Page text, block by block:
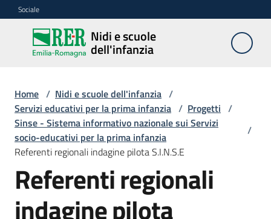
Vai al contenuto
Vai alla navigazione
Vai al footer
Sociale
Nidi e scuole
dell'infanzia
Nidi e
scuole
Servizi
educativi
prima
infanzia
(0-
anni)
Home / Nidi e scuole dell'infanzia /
Servizi educativi per la prima infanzia / Progetti /
Sinse - Sistema informativo nazionale sui Servizi
socio-educativi per la prima infanzia
/
Referenti regionali indagine pilota S.I.N.S.E
Referenti regionali
indagine pilota